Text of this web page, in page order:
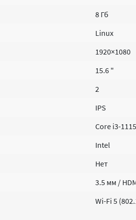
8 Гб
Linux
1920×1080
15.6 "
2
IPS
Core i3-
Intel
Нет
3.5 мм /
Wi-Fi 5